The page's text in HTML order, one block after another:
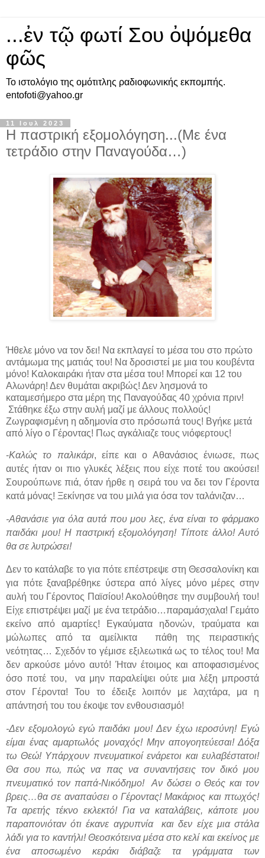
...ἐν τῷ φωτί Σου ὀψόμεθα
φῶς
Το ιστολόγιο της ομότιτλης ραδιοφωνικής εκπομπής.
entofoti@yahoo.gr
11 Ιουλ 2023
Η παστρική εξομολόγηση...(Με ένα
τετράδιο στην Παναγούδα…)
Ήθελε μόνο να τον δει! Να εκπλαγεί το μέσα του στο πρώτο
αντάμωμα της ματιάς του! Να δροσιστεί με μια του κουβέντα
μόνο! Καλοκαιράκι ήταν στα μέσα του! Μπορεί και 12 του
Αλωνάρη! Δεν θυμάται ακριβώς! Δεν λησμονά το
καταμεσήμερο στα μέρη της Παναγούδας 40 χρόνια πριν!
Στάθηκε έξω στην αυλή μαζί με άλλους πολλούς!
Ζωγραφισμένη η αδημονία στο πρόσωπά τους! Βγήκε μετά
από λίγο ο Γέροντας! Πως αγκάλιαζε τους νιόφερτους!
-Καλώς το παλικάρι, είπε και ο Αθανάσιος ένιωσε, πως
αυτές ήταν οι πιο γλυκές λέξεις που είχε ποτέ του ακούσει!
Σουρούπωνε πιά, όταν ήρθε η σειρά του να δει τον Γέροντα
κατά μόνας! Ξεκίνησε να του μιλά για όσα τον ταλάνιζαν…
-Αθανάσιε για όλα αυτά που μου λες, ένα είναι το φάρμακο
παιδάκι μου! Η παστρική εξομολόγηση! Τίποτε άλλο! Αυτό
θα σε λυτρώσει!
Δεν το κατάλαβε το για πότε επέστρεψε στη Θεσσαλονίκη και
για πότε ξαναβρέθηκε ύστερα από λίγες μόνο μέρες στην
αυλή του Γέροντος Παϊσίου! Ακολούθησε την συμβουλή του!
Είχε επιστρέψει μαζί με ένα τετράδιο…παραμάσχαλα! Γεμάτο
εκείνο από αμαρτίες! Εγκαύματα ηδονών, τραύματα και
μώλωπες από τα αμείλικτα
πάθη της πειραστικής
νεότητας… Σχεδόν το γέμισε εξιλεωτικά ως το τέλος του! Μα
δεν αρκούσε μόνο αυτό! Ήταν έτοιμος και αποφασισμένος
όσο ποτέ του,
να μην παραλείψει ούτε μια λέξη μπροστά
στον Γέροντα! Του το έδειξε λοιπόν με λαχτάρα, μα η
απάντησή του του έκοψε τον ενθουσιασμό!
-Δεν εξομολογώ εγώ παιδάκι μου! Δεν έχω ιεροσύνη! Εγώ
είμαι ένας αμαρτωλός μοναχός! Μην απογοητεύεσαι! Δόξα
τω Θεώ! Υπάρχουν πνευματικοί ενάρετοι και ευλαβέστατοι!
Θα σου πω, πώς να πας να συναντήσεις τον δικό μου
πνευματικό τον παπά-Νικόδημο!
Αν δώσει ο Θεός και τον
βρεις…θα σε αναπαύσει ο Γέροντας! Μακάριος και πτωχός!
Τα αρετής τέκνο εκλεκτό! Για να καταλάβεις, κάποτε μου
παραπονιόταν ότι έκανε αγρυπνία και δεν είχε μια στάλα
λάδι για το καντήλι! Θεοσκότεινα μέσα στο κελί και εκείνος με
ένα αποσωμένο κεράκι διάβαζε τα γράμματα των